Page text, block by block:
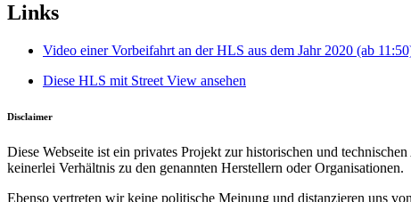
Links
Video einer Vorbeifahrt an der HLS aus dem Jahr 2020 (ab
Diese HLS mit Street View ansehen
Disclaimer
Diese Webseite ist ein privates Projekt zur historischen und
keinerlei Verhältnis zu den genannten Herstellern oder Organisationen.
Ebenso vertreten wir keine politische Meinung und distanzieren uns